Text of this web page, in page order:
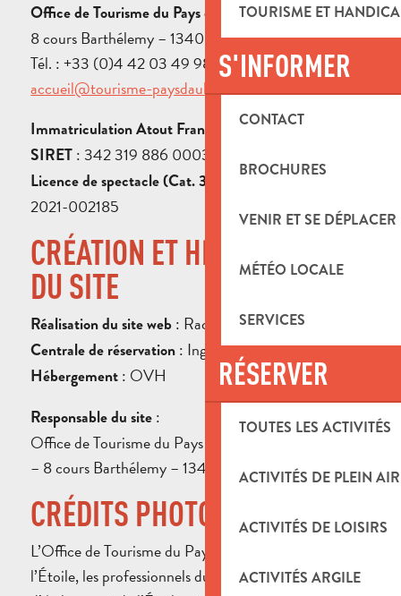
TOURISME ET
S'INFORMER
CONTACT
BROCHURES
VENIR ET SE DÉPLACER
MÉTÉO LOCALE
SERVICES
RÉSERVER
TOUTES LES ACTIVITÉS
ACTIVITÉS DE PLEIN AIR
ACTIVITÉS DE LOISIRS
ACTIVITÉS ARGILE
Office de Tourisme du Pays d’Aubagne et de l’Étoile
8 cours Barthélemy – 13400 Aubagne
Tél. : +33 (0)4 42 03 49 98 – Email :
accueil@tourisme-paysdaubagne.fr
Immatriculation Atout France : IM013100030
SIRET : 342 319 886 00038
Licence de spectacle (Cat. 3)
: n° PLATES-V-R-
2021-002185
CRÉATION ET HÉBERGEMENT
DU SITE
Réalisation du site web : Raccourci Agency
Centrale de réservation : Ingénie
Hébergement : OVH
Responsable du site :
Office de Tourisme du Pays d’Aubagne et de l’Étoile
– 8 cours Barthélemy – 13400 Aubagne
CRÉDITS PHOTOS
L’Office de Tourisme du Pays d’Aubagne et de
l’Étoile, les professionnels du tourisme du Pays